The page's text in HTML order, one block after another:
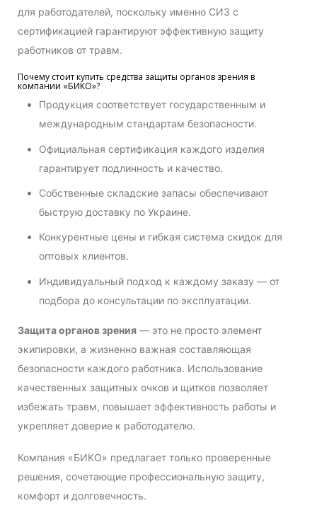
для работодателей, поскольку именно СИЗ с
сертификацией гарантируют эффективную защиту
работников от травм.
Почему стоит купить средства защиты органов зрения в
компании «БИКО»?
Продукция соответствует государственным и
международным стандартам безопасности.
Официальная сертификация каждого изделия
гарантирует подлинность и качество.
Собственные складские запасы обеспечивают
быструю доставку по Украине.
Конкурентные цены и гибкая система скидок для
оптовых клиентов.
Индивидуальный подход к каждому заказу — от
подбора до консультации по эксплуатации.
Защита органов зрения — это не просто элемент
экипировки, а жизненно важная составляющая
безопасности каждого работника. Использование
качественных защитных очков и щитков позволяет
избежать травм, повышает эффективность работы и
укрепляет доверие к работодателю.
Компания «БИКО» предлагает только проверенные
решения, сочетающие профессиональную защиту,
комфорт и долговечность.